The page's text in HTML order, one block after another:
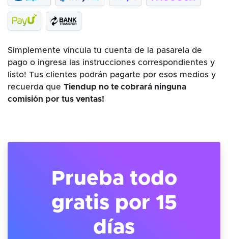
Simplemente vincula tu cuenta de la pasarela de
pago o ingresa las instrucciones correspondientes y
listo! Tus clientes podrán pagarte por esos medios y
recuerda que Tiendup no te cobrará ninguna
comisión por tus ventas!
Prueba todo
gratis por 15
días